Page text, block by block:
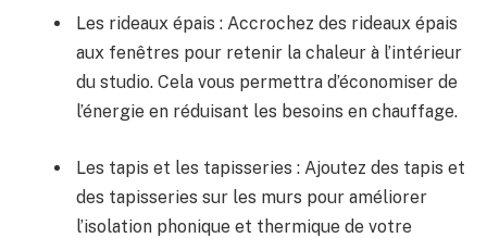
Les rideaux épais : Accrochez des rideaux épais
aux​ fenêtres pour retenir la chaleur à l’intérieur
du‍ studio. Cela vous permettra d’économiser de
l’énergie en​ réduisant les besoins en⁤ chauffage.
Les tapis et les tapisseries​ :​ Ajoutez des tapis ⁣et
des tapisseries sur les murs ⁣pour‍ améliorer
l’isolation phonique et thermique‍ de votre⁢